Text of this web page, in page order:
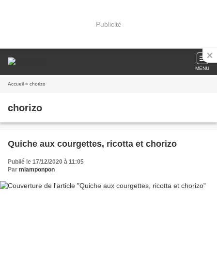
Publicité
MENU
Accueil » chorizo
chorizo
Quiche aux courgettes, ricotta et chorizo
Publié le 17/12/2020 à 11:05
Par miamponpon